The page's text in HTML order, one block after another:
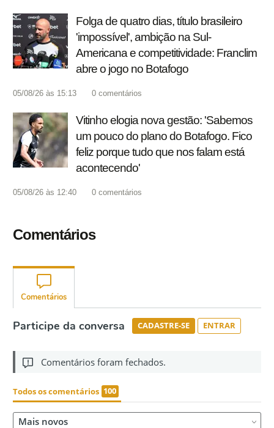
Folga de quatro dias, título brasileiro
'impossível', ambição na Sul-
Americana e competitividade: Franclim
abre o jogo no Botafogo
05/08/26 às 15:13 0 comentários
Vitinho elogia nova gestão: 'Sabemos
um pouco do plano do Botafogo. Fico
feliz porque tudo que nos falam está
acontecendo'
05/08/26 às 12:40 0 comentários
Comentários